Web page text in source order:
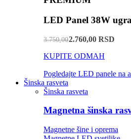
LED Panel 38W
3.750,002.760,00 RSD
KUPITE ODMAH
Pogledajte LED panele na
Šinska rasveta
Šinska rasveta
Magnetna šinska
Magnetne šine i oprema